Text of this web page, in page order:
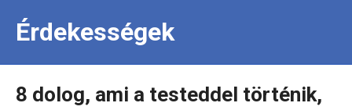
Érdekességek
8 dolog, ami a testeddel történik,